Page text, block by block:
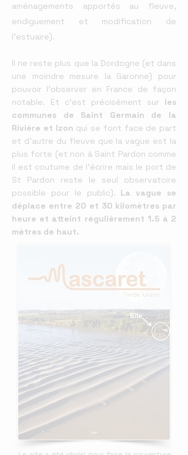
aménagements apportés au fleuve,
endiguement et modification de
l'estuaire).
Il ne reste plus que la Dordogne (et dans
une moindre mesure la Garonne) pour
pouvoir l’observer en France de façon
notable.
Et c’est précisément sur les
communes de Saint Germain de la
Rivière et Izon qui se font face de part
et d’autre du fleuve que la vague est la
plus forte (et non à Saint Pardon comme
il est coutume de l’écrire mais le port de
St Pardon reste le seul observatoire
possible pour le public). La vague se
déplace entre 20 et 30 kilomètres par
heure et atteint régulièrement 1.5 à 2
mètres de haut.